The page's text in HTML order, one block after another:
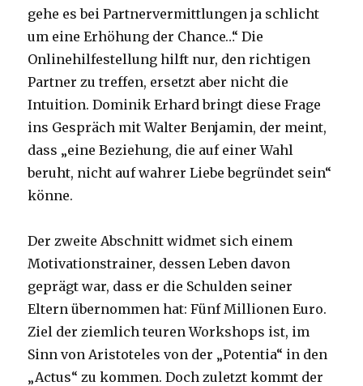
gehe es bei Partnervermittlungen ja schlicht
um eine Erhöhung der Chance…“ Die
Onlinehilfestellung hilft nur, den richtigen
Partner zu treffen, ersetzt aber nicht die
Intuition. Dominik Erhard bringt diese Frage
ins Gespräch mit Walter Benjamin, der meint,
dass „eine Beziehung, die auf einer Wahl
beruht, nicht auf wahrer Liebe begründet sein“
könne.
Der zweite Abschnitt widmet sich einem
Motivationstrainer, dessen Leben davon
geprägt war, dass er die Schulden seiner
Eltern übernommen hat: Fünf Millionen Euro.
Ziel der ziemlich teuren Workshops ist, im
Sinn von Aristoteles von der „Potentia“ in den
„Actus“ zu kommen. Doch zuletzt kommt der